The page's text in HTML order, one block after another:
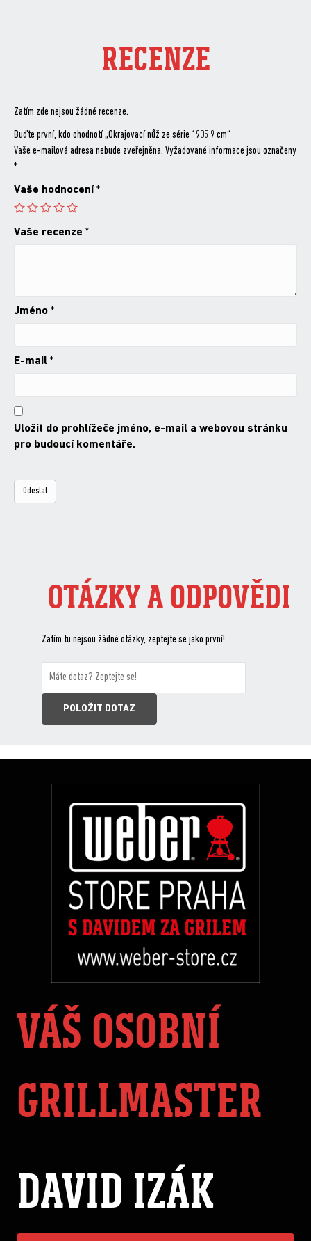
RECENZE
Zatím zde nejsou žádné recenze.
Buďte první, kdo ohodnotí „Okrajovací nůž ze série 1905 9 cm“
Vaše e-mailová adresa nebude zveřejněna. Vyžadované informace jsou označeny
*
Vaše hodnocení *
Vaše recenze *
Jméno *
E-mail *
Uložit do prohlížeče jméno, e-mail a webovou stránku
pro budoucí komentáře.
OTÁZKY A ODPOVĚDI
Zatím tu nejsou žádné otázky, zeptejte se jako první!
VÁŠ OSOBNÍ
GRILLMASTER
DAVID IZÁK